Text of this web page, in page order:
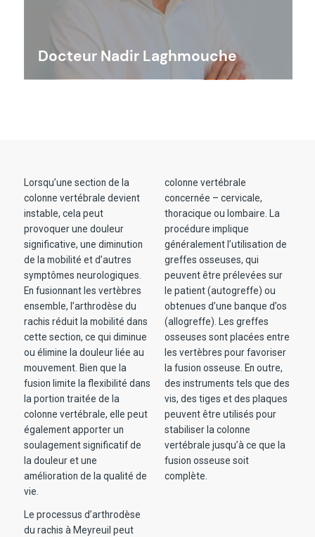
Docteur Nadir Laghmouche
Lorsqu’une section de la
colonne vertébrale devient
instable, cela peut
provoquer une douleur
significative, une diminution
de la mobilité et d’autres
symptômes neurologiques.
En fusionnant les vertèbres
ensemble, l’arthrodèse du
rachis réduit la mobilité dans
cette section, ce qui diminue
ou élimine la douleur liée au
mouvement. Bien que la
fusion limite la flexibilité dans
la portion traitée de la
colonne vertébrale, elle peut
également apporter un
soulagement significatif de
la douleur et une
amélioration de la qualité de
vie.
Le processus d’arthrodèse
du rachis à Meyreuil peut
colonne vertébrale
concernée – cervicale,
thoracique ou lombaire. La
procédure implique
généralement l’utilisation de
greffes osseuses, qui
peuvent être prélevées sur
le patient (autogreffe) ou
obtenues d’une banque d’os
(allogreffe). Les greffes
osseuses sont placées entre
les vertèbres pour favoriser
la fusion osseuse. En outre,
des instruments tels que des
vis, des tiges et des plaques
peuvent être utilisés pour
stabiliser la colonne
vertébrale jusqu’à ce que la
fusion osseuse soit
complète.